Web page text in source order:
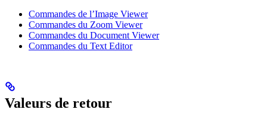
Commandes de l’Image Viewer
Commandes du Zoom Viewer
Commandes du Document Viewer
Commandes du Text Editor
Valeurs de retour